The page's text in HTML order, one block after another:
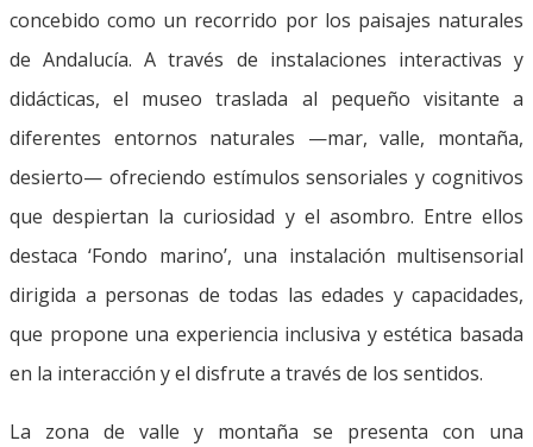
concebido como un recorrido por los paisajes naturales
de Andalucía. A través de instalaciones interactivas y
didácticas, el museo traslada al pequeño visitante a
diferentes entornos naturales —mar, valle, montaña,
desierto— ofreciendo estímulos sensoriales y cognitivos
que despiertan la curiosidad y el asombro. Entre ellos
destaca ‘Fondo marino’, una instalación multisensorial
dirigida a personas de todas las edades y capacidades,
que propone una experiencia inclusiva y estética basada
en la interacción y el disfrute a través de los sentidos.
La zona de valle y montaña se presenta con una